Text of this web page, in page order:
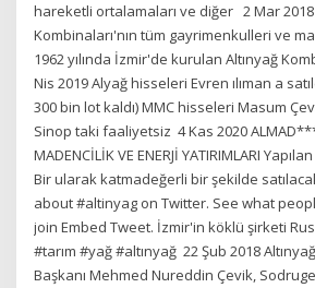
hareketli ortalamaları ve diğer 2 Mar 2018
Kombinaları'nın tüm gayrimenkulleri ve
1962 yılında İzmir'de kurulan Altınyağ
Nis 2019 Alyağ hisseleri Evren ılıman a
300 bin lot kaldı) MMC hisseleri Masum
Sinop taki faaliyetsiz 4 Kas 2020 ALMAD***
MADENCİLİK VE ENERJİ YATIRIMLARI
Bir ularak katmadeğerli bir şekilde
about #altinyag on Twitter. See what
join Embed Tweet. İzmir'in köklü şirketi
#tarım #yağ #altınyağ 22 Şub 2018
Başkanı Mehmed Nureddin Çevik,